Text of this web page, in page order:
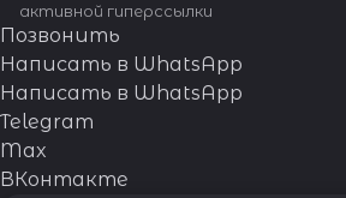
активной гиперссылки
Позвонить
Написать в WhatsApp
Написать в WhatsApp
Telegram
Max
ВКонтакте